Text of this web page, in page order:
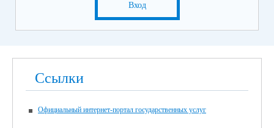
Вход
Ссылки
Официальный интернет-портал государственных услуг